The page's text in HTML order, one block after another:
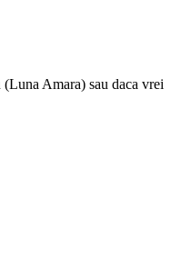
Amara) sau daca vrei